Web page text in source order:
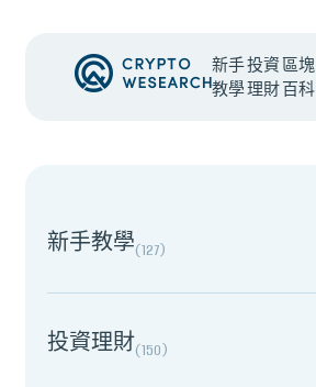
新手
教學
投資
理財
區塊
百科
NEW EVENT
新手教學(127)
投資理財(150)